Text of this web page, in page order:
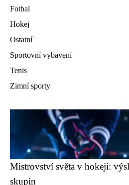
Fotbal
Hokej
Ostatní
Sportovní vybavení
Tenis
Zimní sporty
Mistrovství světa v hokeji:
skupin